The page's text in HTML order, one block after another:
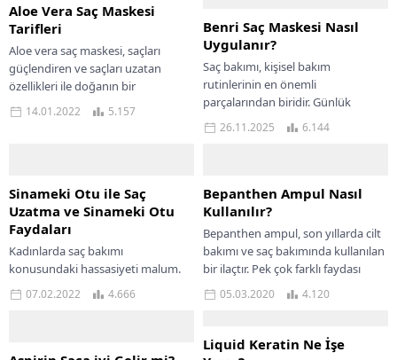
Aloe Vera Saç Maskesi
Tarifleri
Aloe vera saç maskesi, saçları
güçlendiren ve saçları uzatan
özellikleri ile doğanın bir
mucizesidir. Saçların uzaması söz
konusu olduğunda, sabır...
14.01.2022 5.157
Benri Saç Maskesi Nasıl
Uygulanır?
Saç bakımı, kişisel bakım
rutinlerinin en önemli
parçalarından biridir. Günlük
yaşamın getirdiği stres, şehir
hayatının hava kirliliği, ısı ile
26.11.2025 6.144
Sinameki Otu ile Saç
Uzatma ve Sinameki Otu
Faydaları
Kadınlarda saç bakımı
konusundaki hassasiyeti malum.
Hal böyle olunca her ortamda,
herkesin söylediği altın bilgi
07.02.2022 4.666
Bepanthen Ampul Nasıl
Kullanılır?
Bepanthen ampul, son yıllarda cilt
bakımı ve saç bakımında kullanılan
bir ilaçtır. Pek çok farklı faydası
bulunan Bepanthen ampul nedir,...
05.03.2020 4.120
Liquid Keratin Ne İşe